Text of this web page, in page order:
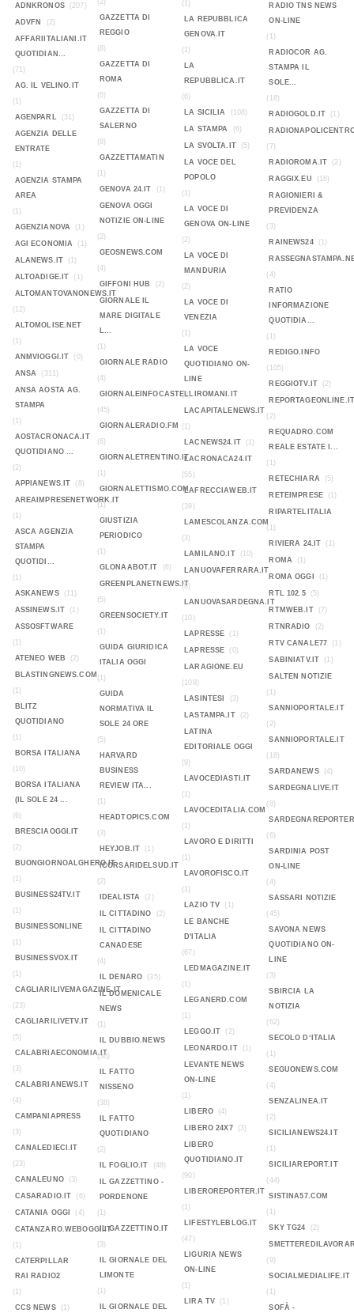
ADNKRONOS (207)
ADVFN (2)
AFFARIITALIANI.IT
QUOTIDIAN...
(71)
AG. IL VELINO.IT
(1)
AGENPARL
(31)
AGENZIA DELLE
ENTRATE
(1)
AGENZIA STAMPA
AREA
(1)
AGENZIANOVA
(1)
AGI ECONOMIA (1)
ALANEWS.IT (1)
ALTOADIGE.IT (1)
ALTOMANTOVANONEWS.IT
(12)
ALTOMOLISE.NET
(1)
ANMVIOGGI.IT
(0)
ANSA (311)
ANSA AOSTA AG.
STAMPA
(1)
AOSTACRONACA.IT
QUOTIDIANO ...
(2)
APPIANEWS.IT
(8)
AREAIMPRESENETWORK.IT
(1)
ASCA AGENZIA
STAMPA
QUOTIDI...
(1)
ASKANEWS
(11)
ASSINEWS.IT (1)
ASSOSFTWARE
(1)
ATENEO WEB
(2)
BLASTINGNEWS.COM
(1)
BLITZ
QUOTIDIANO
(1)
BORSA ITALIANA
(10)
BORSA ITALIANA
(IL SOLE 24 ...
(6)
BRESCIAOGGI.IT
(2)
BUONGIORNOALGHERO.IT
(1)
BUSINESS24TV.IT
(1)
BUSINESSONLINE
(1)
BUSINESSVOX.IT
(1)
CAGLIARILIVEMAGAZINE.IT
(23)
CAGLIARILIVETV.IT
(5)
CALABRIAECONOMIA.IT
(3)
CALABRIANEWS.IT
(4)
CAMPANIAPRESS
(3)
CANALEDIECI.IT
(23)
CANALEUNO
(3)
CASARADIO.IT (6)
CATANIA OGGI (4)
CATANZARO.WEBOGGI.IT
(1)
CATERPILLAR
RAI RADIO2
(1)
CCS NEWS
(1)
(2)
GAZZETTA DI
REGGIO
(8)
GAZZETTA DI
ROMA
(6)
GAZZETTA DI
SALERNO
(8)
GAZZETTAMATIN
(1)
GENOVA 24.IT
(1)
GENOVA OGGI
NOTIZIE ON-LINE
(2)
GEOSNEWS.COM
(4)
GIFFONI HUB
(2)
GIORNALE IL
MARE DIGITALE
L...
(1)
GIORNALE RADIO
(4)
GIORNALEINFOCASTELLIROMANI.IT
(45)
GIORNALERADIO.FM
(6)
GIORNALETRENTINO.IT
(1)
GIORNALETTISMO.COM
(1)
GIUSTIZIA
PERIODICO
(1)
GLONAABOT.IT
(6)
GREENPLANETNEWS.IT
(5)
GREENSOCIETY.IT
(1)
GUIDA GIURIDICA
ITALIA OGGI
(1)
GUIDA
NORMATIVA IL
SOLE 24 ORE
(5)
HARVARD
BUSINESS
REVIEW ITA...
(1)
HEADTOPICS.COM
(3)
HEYJOB.IT
(1)
ICORSARIDELSUD.IT
(2)
IDEALISTA
(2)
IL CITTADINO (2)
IL CITTADINO
CANADESE
(4)
IL DENARO
(35)
IL DOMENICALE
NEWS
(1)
IL DUBBIO.NEWS
(36)
IL FATTO
NISSENO
(38)
IL FATTO
QUOTIDIANO
(2)
IL FOGLIO.IT
(48)
IL GAZZETTINO -
PORDENONE
(1)
IL GAZZETTINO.IT
(3)
IL GIORNALE DEL
LIMONTE
(1)
IL GIORNALE DEL
(1)
LA REPUBBLICA
GENOVA.IT
(1)
LA
REPUBBLICA.IT
(6)
LA SICILIA
(108)
LA STAMPA (6)
LA SVOLTA.IT (5)
LA VOCE DEL
POPOLO
(1)
LA VOCE DI
GENOVA ON-LINE
(2)
LA VOCE DI
MANDURIA
(2)
LA VOCE DI
VENEZIA
(1)
LA VOCE
QUOTIDIANO ON-
LINE
(2)
LACAPITALENEWS.IT
(1)
LACNEWS24.IT
(1)
LACRONACA24.IT
(55)
LAFRECCIAWEB.IT
(39)
LAMESCOLANZA.COM
(3)
LAMILANO.IT
(10)
LANUOVAFERRARA.IT
(8)
LANUOVASARDEGNA.IT
(10)
LAPRESSE
(1)
LAPRESSE (0)
LARAGIONE.EU
(108)
LASINTESI
(3)
LASTAMPA.IT (2)
LATINA
EDITORIALE OGGI
(9)
LAVOCEDIASTI.IT
(1)
LAVOCEDITALIA.COM
(1)
LAVORO E DIRITTI
(1)
LAVOROFISCO.IT
(1)
LAZIO TV
(1)
LE BANCHE
D'ITALIA
(67)
LEDMAGAZINE.IT
(1)
LEGANERD.COM
(1)
LEGGO.IT
(2)
LEONARDO.IT (1)
LEVANTE NEWS
ON-LINE
(1)
LIBERO
(4)
LIBERO 24X7 (3)
LIBERO
QUOTIDIANO.IT
(90)
LIBEROREPORTER.IT
(1)
LIFESTYLEBLOG.IT
(47)
LIGURIA NEWS
ON-LINE
(1)
LIRA TV
(1)
RADIO TNS NEWS
ON-LINE
(1)
RADIOCOR AG.
STAMPA IL
SOLE...
(18)
RADIOGOLD.IT
(1)
(7)
RADIOROMA.IT
(2)
RAGGIX.EU (16)
RAGIONIERI &
PREVIDENZA
(3)
RAINEWS24
(1)
(4)
RATIO
INFORMAZIONE
QUOTIDIA...
(1)
REDIGO.INFO
(105)
REGGIOTV.IT
(2)
REPORTAGEONLINE.IT
(2)
REQUADRO.COM
REALE ESTATE I...
(1)
RETECHIARA
(5)
RETEIMPRESE (1)
RIPARTELITALIA
(1)
RIVIERA 24.IT
(1)
ROMA (1)
ROMA OGGI (1)
RTL 102.5 (5)
RTMWEB.IT (7)
RTNRADIO (2)
RTV CANALE77 (1)
SABINIATV.IT (1)
SALTEN NOTIZIE
(1)
SANNIOPORTALE.IT
(2)
SANNIOPORTALE.IT
(18)
SARDANEWS
(4)
SARDEGNALIVE.IT
(8)
(6)
SARDINIA POST
ON-LINE
(4)
SASSARI NOTIZIE
(45)
SAVONA NEWS
QUOTIDIANO ON-
LINE
(3)
SBIRCIA LA
NOTIZIA
(62)
SECOLO D‘ITALIA
(1)
SEGUONEWS.COM
(4)
SENZALINEA.IT
(2)
SICILIANEWS24.IT
(1)
SICILIAREPORT.IT
(44)
SISTINA57.COM
(1)
SKY TG24
(2)
(9)
SOCIALMEDIALIFE.IT
(1)
SOFÀ -